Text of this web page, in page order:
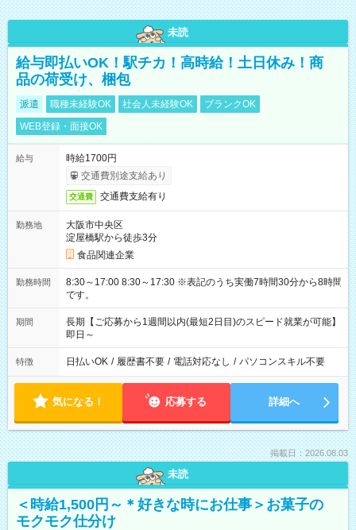
未読
給与即払いOK！駅チカ！高時給！土日休み！商
品の荷受け、梱包
派遣 職種未経験OK 社会人未経験OK
ブランクOK
WEB登録・面接OK
給与
時給1700円
交通費別途支給あり
交通費 交通費支給有り
勤務地
大阪市中央区
淀屋橋駅から徒歩3分
食品関連企業
勤務時間
8:30～17:00 8:30～17:30 ※表記のうち実働7時間30分から8時間
です。
期間
長期【ご応募から1週間以内(最短2日目)のスピード就業が可能】
即日～
特徴 日払いOK / 履歴書不要 / 電話対応なし / パソコンスキル不要
気になる！ 応募する 詳細へ
掲載日：2026.08.03
未読
＜時給1,500円～＊好きな時にお仕事＞お菓子の
モクモク仕分け